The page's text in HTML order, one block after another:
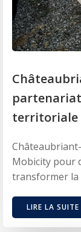
territoriale
Mobicity pour
transformer
LIRE LA SUITE